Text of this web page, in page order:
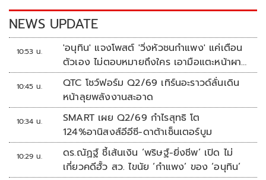
k k
NEWS UPDATE
10:53 น.
'อนุทิน' แจงโพสต์ 'วิ่งหัวชนกำแพง' แค่เตือน
ตัวเอง ไม่ตอบหมายถึงใคร เอามือแตะหน้าผา
กบอก 'หัวโน'
10:45 น.
QTC โชว์ฟอร์ม Q2/69 เทิร์นอะราวด์ลั่นเดิน
หน้าลุยพลังงานสะอาด
10:34 น.
SMART เผย Q2/69 กำไรสุทธิ โต
124%อานิสงส์อีอีซี-ดาต้าเซ็นเตอร์บูม
10:29 น.
ดร.ณัฏฐ์ ชี้เส้นเงิน ‘พริษฐ์-ยิ่งชีพ’ เปิด ไม่
เกี่ยวคดีฮั้ว สว. ไขนัย ‘กำแพง’ ของ ‘อนุทิน’